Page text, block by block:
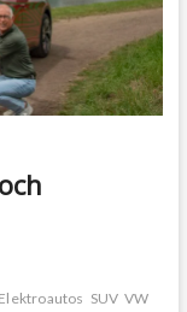
Elektroautos SUV VW